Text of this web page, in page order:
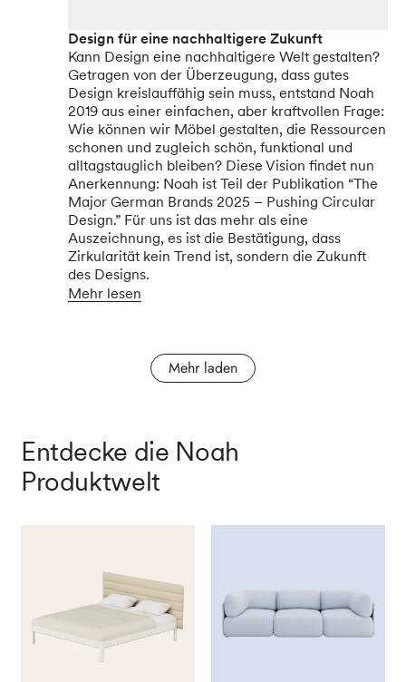
Design für eine nachhaltigere Zukunft
Kann Design eine nachhaltigere Welt gestalten?
Getragen von der Überzeugung, dass gutes
Design kreislauffähig sein muss, entstand Noah
2019 aus einer einfachen, aber kraftvollen Frage:
Wie können wir Möbel gestalten, die Ressourcen
schonen und zugleich schön, funktional und
alltagstauglich bleiben? Diese Vision findet nun
Anerkennung: Noah ist Teil der Publikation “The
Major German Brands 2025 – Pushing Circular
Design.” Für uns ist das mehr als eine
Auszeichnung, es ist die Bestätigung, dass
Zirkularität kein Trend ist, sondern die Zukunft
des Designs.
Mehr lesen
Mehr laden
Entdecke die Noah
Produktwelt